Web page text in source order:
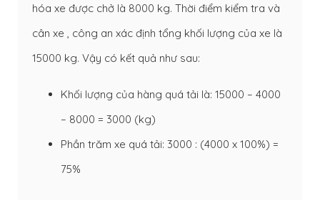
hóa xe được chở là 8000 kg. Thời điểm kiểm tra và
cân xe , công an xác định tổng khối lượng của xe là
15000 kg. Vậy có kết quả như sau:
Khối lượng của hàng quá tải là: 15000 – 4000
– 8000 = 3000 (kg)
Phần trăm xe quá tải: 3000 : (4000 x 100%) =
75%